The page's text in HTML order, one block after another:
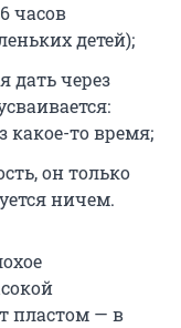
часов
детей);
дать через
какое-то время;
он только
ничем.
пластом — в